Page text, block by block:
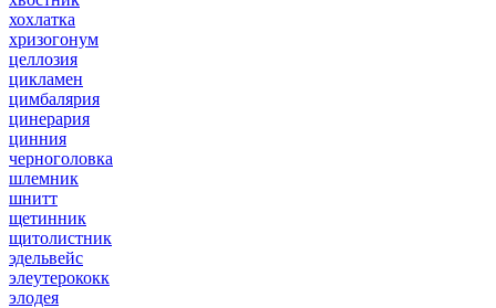
хохлатка
хризогонум
целлозия
цикламен
цимбалярия
цинерария
цинния
черноголовка
шлемник
шнитт
щетинник
щитолистник
эдельвейс
элеутерококк
элодея